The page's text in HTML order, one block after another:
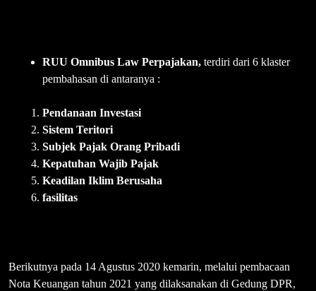
RUU Omnibus Law Perpajakan, terdiri dari 6 klaster
pembahasan di antaranya :
Pendanaan Investasi
Sistem Teritori
Subjek Pajak Orang Pribadi
Kepatuhan Wajib Pajak
Keadilan Iklim Berusaha
fasilitas
Berikutnya pada 14 Agustus 2020 kemarin, melalui pembacaan
Nota Keuangan tahun 2021 yang dilaksanakan di Gedung DPR,